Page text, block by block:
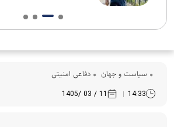
سیاست و جهان دفاعی امنیتی
14:33
11 / 03 /1405